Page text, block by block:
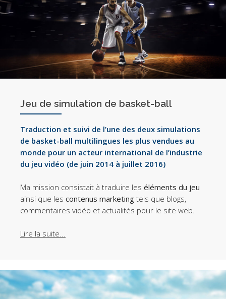
Jeu de simulation de basket-ball
Traduction et suivi de l’une des deux simulations
de basket-ball multilingues les plus vendues au
monde pour un acteur international de l’industrie
du jeu vidéo (de juin 2014 à juillet 2016)
Ma mission consistait à traduire les éléments du jeu
ainsi que les contenus marketing tels que blogs,
commentaires vidéo et actualités pour le site web.
Lire la suite...